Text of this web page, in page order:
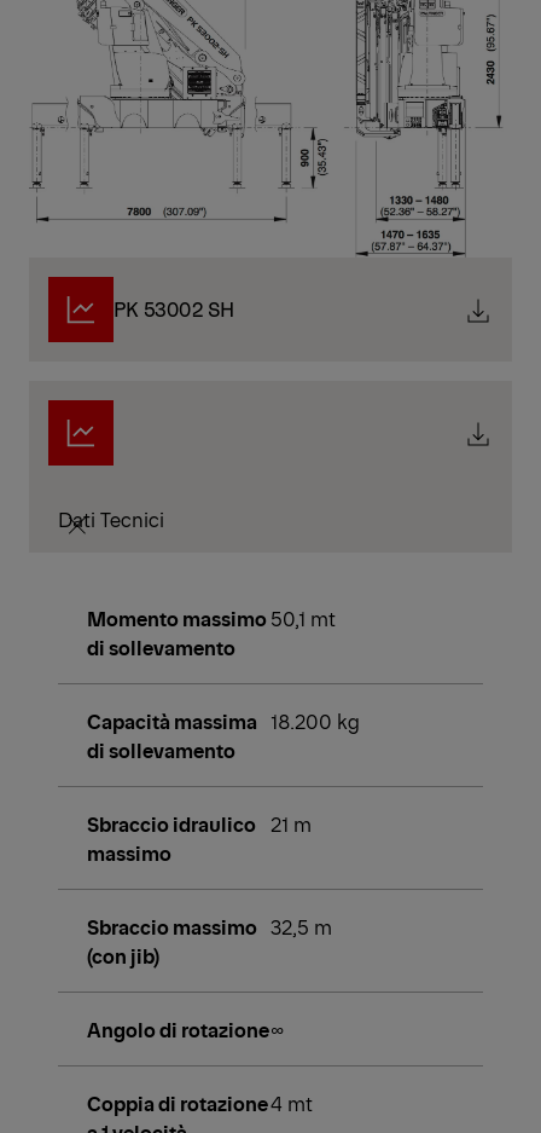
PK 53002 SH
Dati Tecnici
Momento massimo
di sollevamento
50,1 mt
Capacità massima
di sollevamento
18.200 kg
Sbraccio idraulico
massimo
21 m
Sbraccio massimo
(con jib)
32,5 m
Angolo di rotazione∞
Coppia di rotazione4 mt